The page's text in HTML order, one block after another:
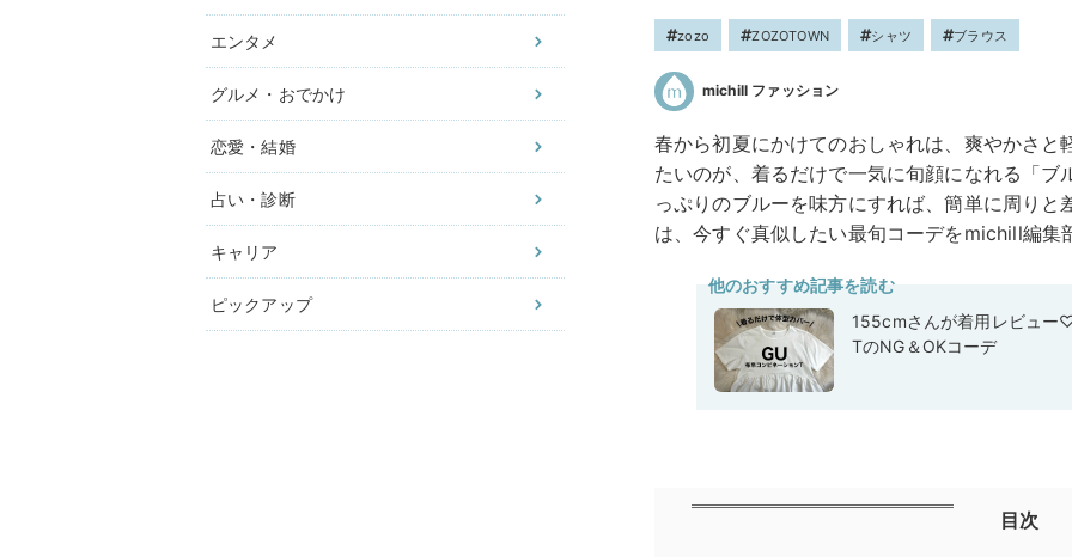
エンタメ
グルメ・おでかけ
恋愛・結婚
占い・診断
キャリア
ピックアップ
zozo ZOZOTOWN シャツ ブラウス
michill ファッション
春から初夏にかけてのおしゃれは、爽やかさ
たいのが、着るだけで一気に旬顔になれる「
っぷりのブルーを味方にすれば、簡単に周り
は、今すぐ真似したい最旬コーデをmichill編集
他のおすすめ記事を読む
155cmさんが着用レビュー
TのNG＆OKコーデ
目次